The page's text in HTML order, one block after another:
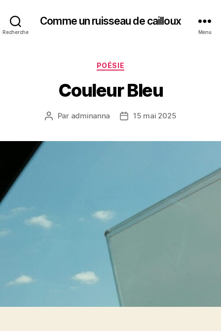
Recherche
Comme un ruisseau de cailloux
Menu
Catégories
POÉSIE
Couleur Bleu
Auteur
Par adminanna
Date15 mai 2025